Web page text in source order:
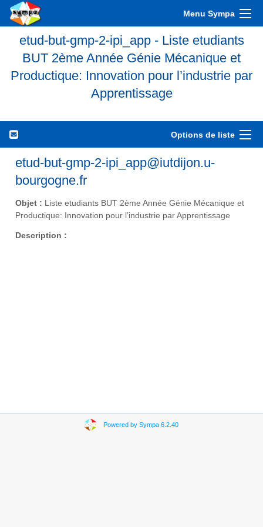
Menu Sympa
etud-but-gmp-2-ipi_app - Liste etudiants
BUT 2ème Année Génie Mécanique et
Productique: Innovation pour l’industrie par
Apprentissage
Options de liste
etud-but-gmp-2-ipi_app@iutdijon.u-
bourgogne.fr
Objet : Liste etudiants BUT 2ème Année Génie Mécanique et
Productique: Innovation pour l’industrie par Apprentissage
Description :
Powered by Sympa 6.2.40